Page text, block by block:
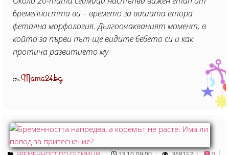
бременността ви – времето за вашата втора
фетална морфология. Дългоочакваният момент, в
който за първи път ще видите бебето си и как
протича развитието му
ОтMama24.bg